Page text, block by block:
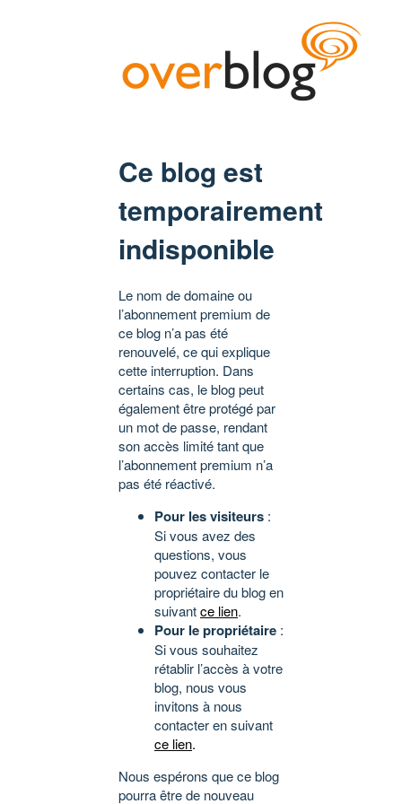
Ce blog est
temporairement
indisponible
Le nom de domaine ou
l’abonnement premium de
ce blog n’a pas été
renouvelé, ce qui explique
cette interruption. Dans
certains cas, le blog peut
également être protégé par
un mot de passe, rendant
son accès limité tant que
l’abonnement premium n’a
pas été réactivé.
Pour les visiteurs :
Si vous avez des
questions, vous
pouvez contacter le
propriétaire du blog en
suivantce lien.
Pour le propriétaire :
Si vous souhaitez
rétablir l’accès à votre
blog, nous vous
invitons à nous
contacter en suivant
ce lien.
Nous espérons que ce blog
pourra être de nouveau